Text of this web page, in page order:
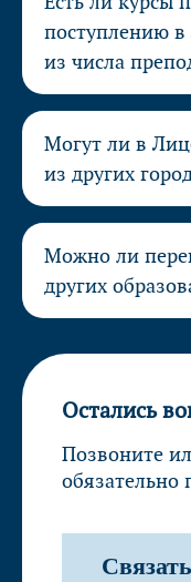
поступлению
из числа
Могут ли в
из других
Можно ли
других
Остались
Позвоните